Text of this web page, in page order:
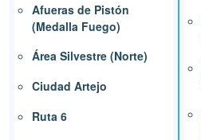
Afueras de Pistón
(Medalla Fuego)
Área Silvestre (Norte)
Ciudad Artejo
Ruta 6